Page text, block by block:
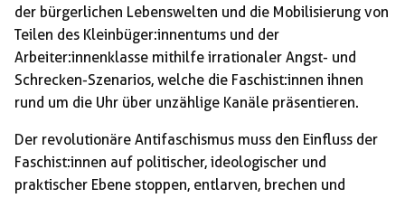
der bürgerlichen Lebenswelten und die Mobilisierung von
Teilen des Kleinbüger:innentums und der
Arbeiter:innenklasse mithilfe irrationaler Angst- und
Schrecken-Szenarios, welche die Faschist:innen ihnen
rund um die Uhr über unzählige Kanäle präsentieren.
Der revolutionäre Antifaschismus muss den Einfluss der
Faschist:innen auf politischer, ideologischer und
praktischer Ebene stoppen, entlarven, brechen und